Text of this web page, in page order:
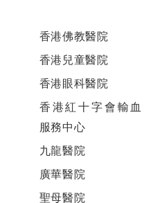
香港佛教醫院
香港兒童醫院
香港眼科醫院
香港紅十字會輸血
服務中心
九龍醫院
廣華醫院
聖母醫院